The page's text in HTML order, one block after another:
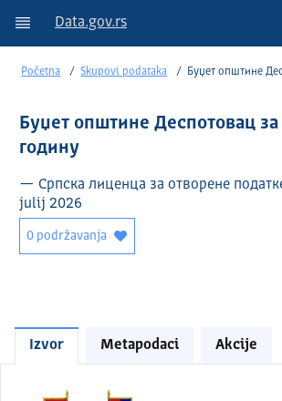
Data.gov.rs
Početna Skupovi podataka Буџет општине
Буџет општине Деспотовац за
годину
— Српска лиценца за отворене
julij 2026
0 podržavanja
Izvor Metapodaci Akcije